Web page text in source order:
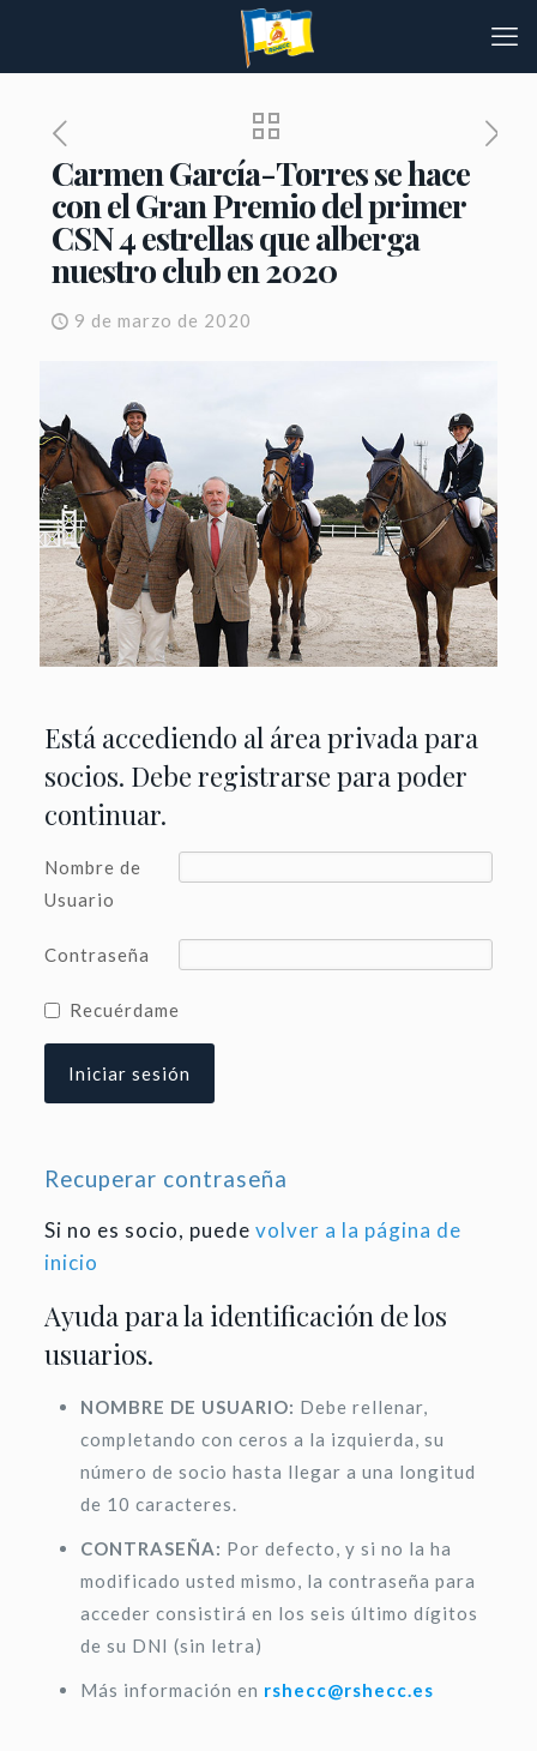
Carmen García-Torres se hace
con el Gran Premio del primer
CSN 4 estrellas que alberga
nuestro club en 2020
9 de marzo de 2020
Está accediendo al área privada para
socios. Debe registrarse para poder
continuar.
Nombre de
Usuario
Contraseña
Recuérdame
Recuperar contraseña
Si no es socio, puede volver a la página de
inicio
Ayuda para la identificación de los
usuarios.
NOMBRE DE USUARIO: Debe rellenar,
completando con ceros a la izquierda, su
número de socio hasta llegar a una longitud
de 10 caracteres.
CONTRASEÑA: Por defecto, y si no la ha
modificado usted mismo, la contraseña para
acceder consistirá en los seis último dígitos
de su DNI (sin letra)
Más información en rshecc@rshecc.es